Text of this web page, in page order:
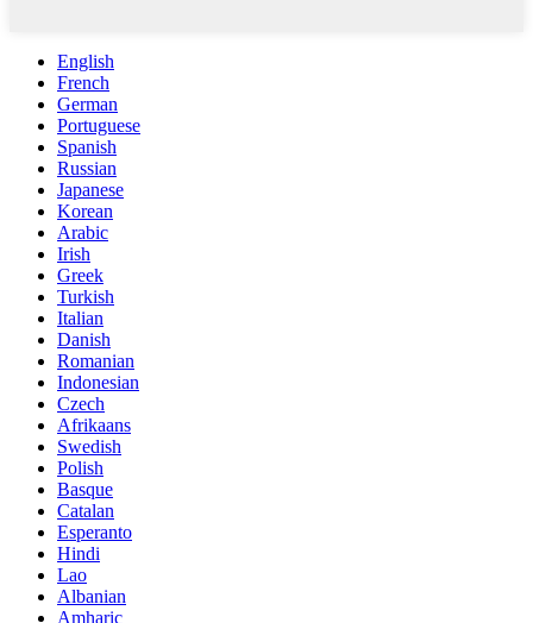
English
French
German
Portuguese
Spanish
Russian
Japanese
Korean
Arabic
Irish
Greek
Turkish
Italian
Danish
Romanian
Indonesian
Czech
Afrikaans
Swedish
Polish
Basque
Catalan
Esperanto
Hindi
Lao
Albanian
Amharic